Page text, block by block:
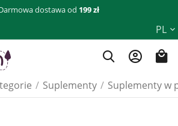
dostawa od 199 zł
PL
/ Suplementy / Suplementy w